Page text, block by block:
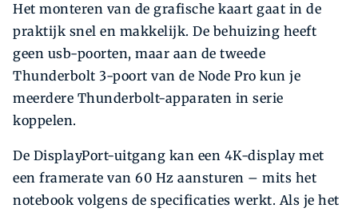
Het monteren van de grafische kaart gaat in de
praktijk snel en makkelijk. De behuizing heeft
geen usb-poorten, maar aan de tweede
Thunderbolt 3-poort van de Node Pro kun je
meerdere Thunderbolt-apparaten in serie
koppelen.
De DisplayPort-uitgang kan een 4K-display met
een framerate van 60 Hz aansturen – mits het
notebook volgens de specificaties werkt. Als je het